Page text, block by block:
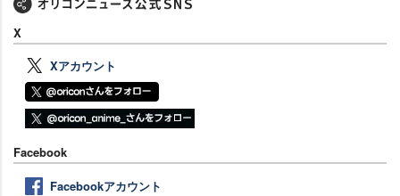
X
Xアカウント
Facebook
Facebookアカウント